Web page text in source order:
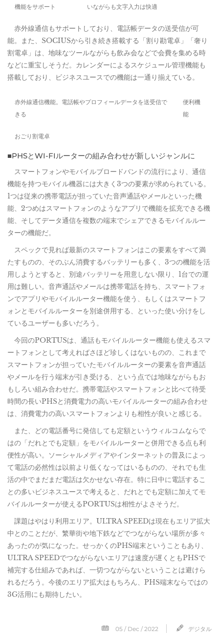
機能をサポート いながらも文字入力は快適
赤外線通信もサポートしており、電話帳データの送受信が可
能。また、SOCIUSから引き続き搭載する「割り勘電卓」「奢り
割電卓」は、地味なツールながらも飲み会などで会費を集める時
などに重宝しそうだ。カレンダーによるスケジュール管理機能も
搭載しており、ビジネスユースでの機能は一通り揃えている。
赤外線通信機能。電話帳やプロフィールデータを送受信で
きる
便利機
能
おごり割電卓
■PHSとWI-FIルーターの組み合わせが新しいジャンルに
スマートフォンやモバイルブロードバンドの流行により、通信
機能を持つモバイル機器には大きく3つの要素が求められている。
1つは従来の携帯電話が担っていた音声通話やメールといった機
能、2つめはスマートフォンのようなアプリで機能を拡充できる機
能、そしてデータ通信を複数の端末でシェアできるモバイルルー
ターの機能だ。
スペックで見れば最新のスマートフォンはこの要素をすべて満
たすものの、そのぶん消費するバッテリーも多く、3つの機能を活
用しようとすると、別途バッテリーを用意しない限り、1台での運
用は難しい。音声通話やメールは携帯電話を持ち、スマートフォ
ンでアプリやモバイルルーター機能を使う、もしくはスマートフ
ォンとモバイルルーターを別途併用する、といった使い分けをし
ているユーザーも多いだろう。
今回のPORTUSは、通話もモバイルルーター機能も使えるスマ
ートフォンとして考えればさほど珍しくはないものの、これまで
スマートフォンが担っていたモバイルルーターの要素を音声通話
やメールを行う端末が引き受ける、という点では地味ながらもお
もしろい組み合わせだ。携帯電話やスマートフォンと比べて待受
時間の長いPHSと消費電力の高いモバイルルーターの組み合わせ
は、消費電力の高いスマートフォンよりも相性が良いと感じる。
また、どの電話番号に発信しても定額というウィルコムならで
はの「だれとでも定額」をモバイルルーターと併用できる点も利
便性が高い。ソーシャルメディアやインターネットの普及によっ
て電話の必然性は以前より低くなってはいるものの、それでも生
活の中でまだまだ電話は欠かせない存在。特に日中に電話するこ
との多いビジネスユースで考えると、だれとでも定額に加えてモ
バイルルーターが使えるPORTUSは相性がよさそうだ。
課題はやはり利用エリア。ULTRA SPEEDは現在もエリア拡大
中とのことだが、繁華街や地下鉄などでつながらない場所が多々
あったのが気になった。せっかくのPHS端末ということもあり、
ULTRA SPEEDでつながらないエリアは速度が遅くともPHSで
補完する仕組みであれば、一切つながらないということは避けら
れるだろう。今後のエリア拡大はもちろん、PHS端末ならではの
3G活用にも期待したい。
05 / Dec / 2022 デジタル